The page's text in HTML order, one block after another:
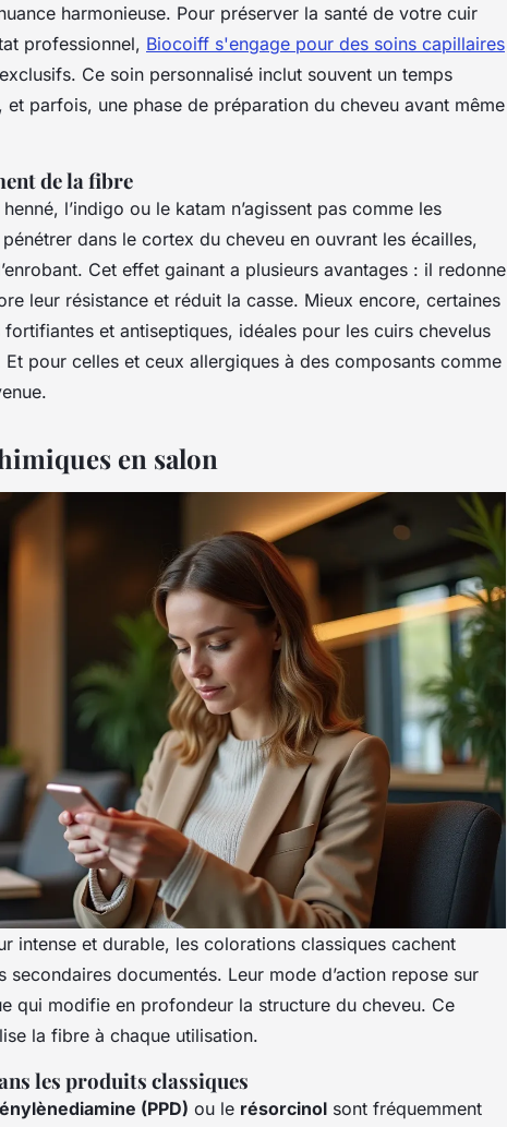
harmonieuse. Pour préserver la santé de votre cuir
professionnel, Biocoiff s'engage pour des soins capillaires
Ce soin personnalisé inclut souvent un temps
et parfois, une phase de préparation du cheveu avant même
de la fibre
l’indigo ou le katam n’agissent pas comme les
dans le cortex du cheveu en ouvrant les écailles,
Cet effet gainant a plusieurs avantages : il redonne
leur résistance et réduit la casse. Mieux encore, certaines
et antiseptiques, idéales pour les cuirs chevelus
pour celles et ceux allergiques à des composants comme
en salon
intense et durable, les colorations classiques cachent
documentés. Leur mode d’action repose sur
qui modifie en profondeur la structure du cheveu. Ce
la fibre à chaque utilisation.
les produits classiques
(PPD) ou le résorcinol sont fréquemment